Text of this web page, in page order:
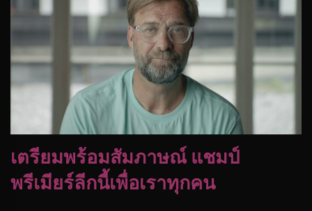
เตรียมพร้อมสัมภาษณ์ แชมป์
พรีเมียร์ลีกนี้เพื่อเราทุกคน